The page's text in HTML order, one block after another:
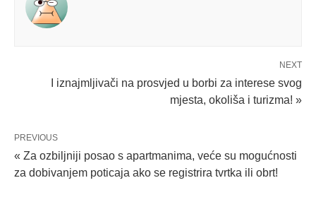
NEXT
I iznajmljivači na prosvjed u borbi za interese svog
mjesta, okoliša i turizma! »
PREVIOUS
« Za ozbiljniji posao s apartmanima, veće su mogućnosti
za dobivanjem poticaja ako se registrira tvrtka ili obrt!